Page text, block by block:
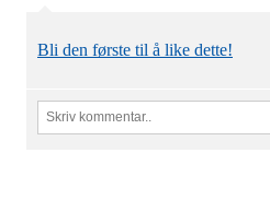
Bli den første til å like dette!